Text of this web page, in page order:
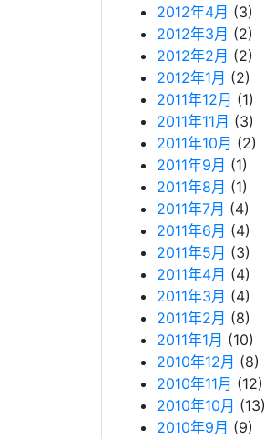
2012年4月 (3)
2012年3月 (2)
2012年2月 (2)
2012年1月 (2)
2011年12月 (1)
2011年11月 (3)
2011年10月 (2)
2011年9月 (1)
2011年8月 (1)
2011年7月 (4)
2011年6月 (4)
2011年5月 (3)
2011年4月 (4)
2011年3月 (4)
2011年2月 (8)
2011年1月 (10)
2010年12月 (8)
2010年11月 (12)
2010年10月 (13)
2010年9月 (9)